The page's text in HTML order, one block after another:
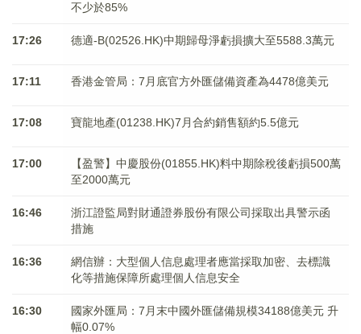
不少於85%
17:26 德適-B(02526.HK)中期歸母淨虧損擴大至5588.3萬元
17:11 香港金管局：7月底官方外匯儲備資產為4478億美元
17:08 寶龍地產(01238.HK)7月合約銷售額約5.5億元
17:00
【盈警】中慶股份(01855.HK)料中期除稅後虧損500萬
至2000萬元
16:46
浙江證監局對財通證券股份有限公司採取出具警示函
措施
16:36
網信辦：大型個人信息處理者應當採取加密、去標識
化等措施保障所處理個人信息安全
16:30
國家外匯局：7月末中國外匯儲備規模34188億美元 升
幅0.07%